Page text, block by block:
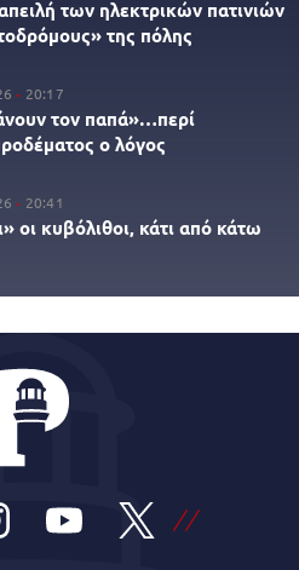
των ηλεκτρικών πατινιών
της πόλης
20:17
τον παπά»…περί
ο λόγος
20:41
οι κυβόλιθοι, κάτι από κάτω